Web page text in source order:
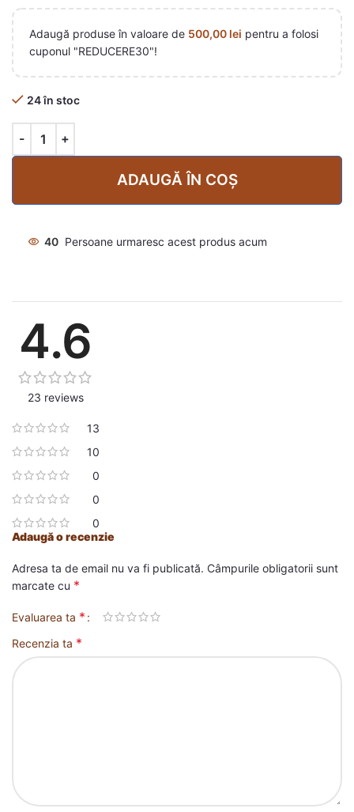
Adaugă produse în valoare de 500,00 lei pentru a folosi
cuponul "REDUCERE30"!
24 în stoc
ADAUGĂ ÎN COȘ
40 Persoane urmaresc acest produs acum
4.6
23 reviews
13
10
0
0
0
Adaugă o recenzie
Adresa ta de email nu va fi publicată. Câmpurile obligatorii sunt
marcate cu *
Evaluarea ta *
Recenzia ta *